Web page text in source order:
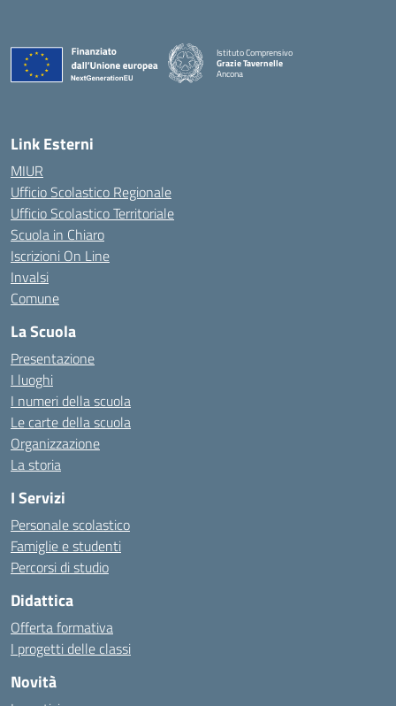
Istituto Comprensivo
Grazie Tavernelle
Ancona
Link Esterni
MIUR
Ufficio Scolastico Regionale
Ufficio Scolastico Territoriale
Scuola in Chiaro
Iscrizioni On Line
Invalsi
Comune
La Scuola
Presentazione
I luoghi
I numeri della scuola
Le carte della scuola
Organizzazione
La storia
I Servizi
Personale scolastico
Famiglie e studenti
Percorsi di studio
Didattica
Offerta formativa
I progetti delle classi
Novità